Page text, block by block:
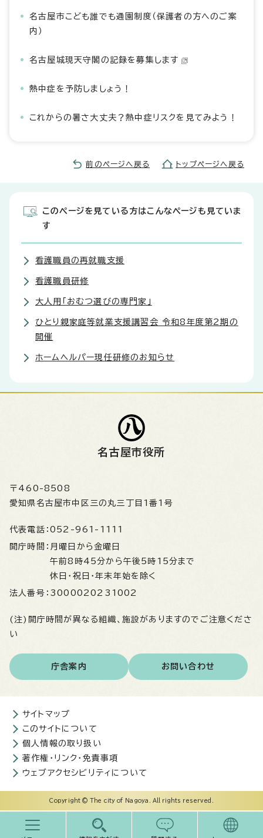
名古屋市こども誰でも通園制度（保護者の方へのご案
内）
名古屋城現天守閣の記録を募集します
熱中症を予防しましょう！
これからの暑さ大丈夫？熱中症リスクを見てみよう！
前のページへ戻る トップページへ戻る
このページを見ている方はこんなページも見ていま
す
看護職員の再就職支援
看護職員研修
大人用「おむつ選びの専門家」
ひとり親家庭等就業支援講習会 令和8年度第2期の
開催
ホームヘルパー現任研修のお知らせ
名古屋市役所
〒460-8508
愛知県名古屋市中区三の丸三丁目1番1号
代表電話： 052-961-1111
開庁時間： 月曜日から金曜日
午前8時45分から午後5時15分まで
休日・祝日・年末年始を除く
法人番号： 3000020231002
(注)開庁時間が異なる組織、施設がありますのでご注意くださ
い
庁舎案内 お問い合わせ
サイトマップ
このサイトについて
個人情報の取り扱い
著作権・リンク・免責事項
ウェブアクセシビリティについて
Copyright © The city of Nagoya. All rights reserved.